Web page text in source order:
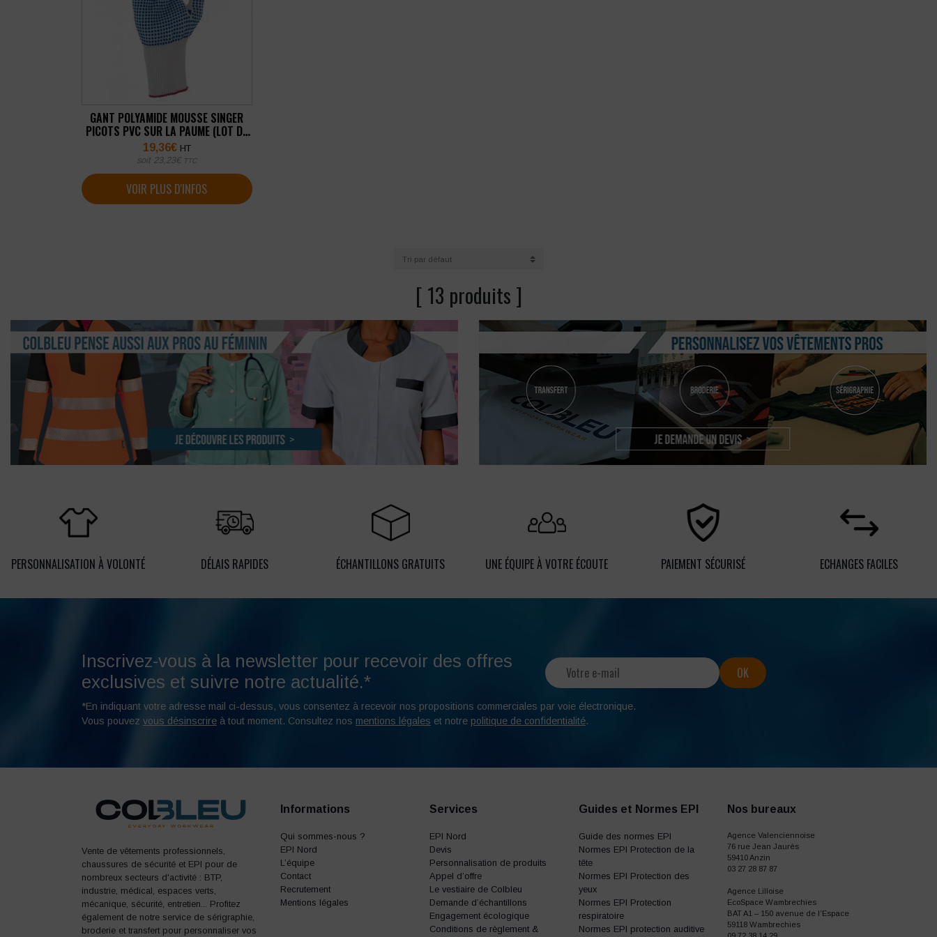
GANT POLYAMIDE MOUSSE SINGER
PICOTS PVC SUR LA PAUME (LOT DE
10 PAIRES)
19,36€ HT
soit 23,23€ TTC
VOIR PLUS D'INFOS
[ 13 produits ]
PERSONNALISATION À VOLONTÉ DÉLAIS RAPIDES ÉCHANTILLONS GRATUITS UNE ÉQUIPE À VOTRE ÉCOUTE PAIEMENT SÉCURISÉ ECHANGES FACILES
Inscrivez-vous à la newsletter pour recevoir des offres
exclusives et suivre notre actualité.*
*En indiquant votre adresse mail ci-dessus, vous consentez à recevoir nos propositions commerciales par voie électronique.
Vous pouvez vous désinscrire à tout moment. Consultez nos mentions légales et notre politique de confidentialité.
Vente de vêtements professionnels,
chaussures de sécurité et EPI pour de
nombreux secteurs d'activité : BTP,
industrie, médical, espaces verts,
mécanique, sécurité, entretien... Profitez
également de notre service de sérigraphie,
broderie et transfert pour personnaliser vos
Informations
Qui sommes-nous ?
EPI Nord
L’équipe
Contact
Recrutement
Mentions légales
Services
EPI Nord
Devis
Personnalisation de produits
Appel d’offre
Le vestiaire de Colbleu
Demande d’échantillons
Engagement écologique
Conditions de règlement &
Guides et Normes EPI
Guide des normes EPI
Normes EPI Protection de la
tête
Normes EPI Protection des
yeux
Normes EPI Protection
respiratoire
Normes EPI protection auditive
Nos bureaux
Agence Valenciennoise
76 rue Jean Jaurès
59410 Anzin
03 27 28 87 87
Agence Lilloise
EcoSpace Wambrechies
BAT A1 – 150 avenue de l’Espace
59118 Wambrechies